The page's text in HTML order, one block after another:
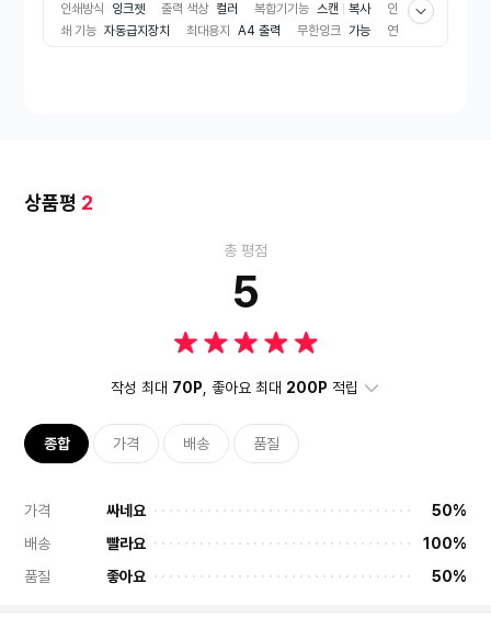
인쇄방식 잉크젯 출력 색상 컬러 복합기기능 스캔 복사
인
쇄 기능 자동급지장치 최대용지 A4 출력 무한잉크 가능
연
상품평 2
총 평점
5
작성 최대 70P , 좋아요 최대 200P 적립
종합 가격 배송 품질
가격 싸네요
50%
배송
빨라요
100%
품질
좋아요 50%